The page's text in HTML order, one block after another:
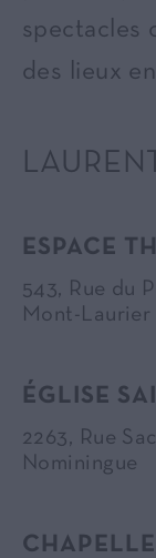
spectacles
des lieux
ESPACE
543, Rue du
Mont-Laurier
ÉGLISE
2263, Rue
Nominingue